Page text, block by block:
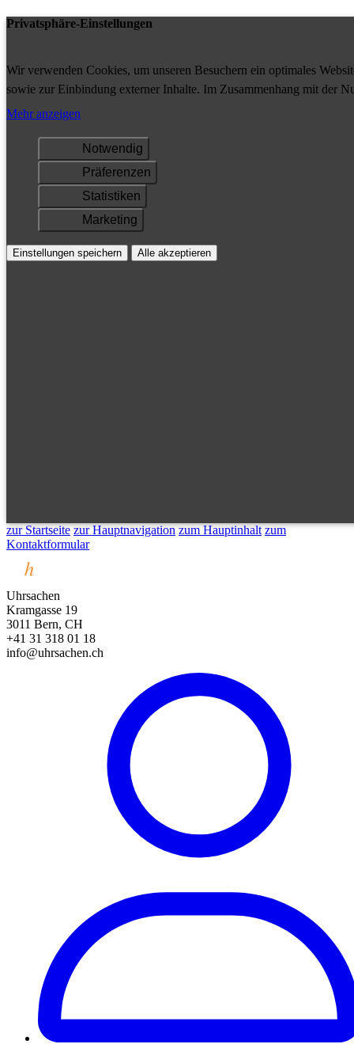
Privatsphäre-Einstellungen
Wir verwenden Cookies, um unseren Besuchern ein optimales
sowie zur Einbindung externer Inhalte. Im Zusammenhang mit der
Ihrem Gerät gespeichert und/oder abgerufen.
Mehr anzeigen
Notwendig
Präferenzen
Statistiken
Marketing
Einstellungen speichern Alle akzeptieren
zur Startseite zur Hauptnavigation zum Hauptinhalt zum
Kontaktformular
Uhrsachen
Kramgasse 19
3011 Bern, CH
+41 31 318 01 18
info@uhrsachen.ch